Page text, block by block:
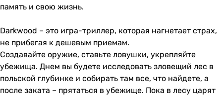
память и свою жизнь.
Darkwood – это игра-триллер, которая нагнетает страх,
не прибегая к дешевым приемам.
Создавайте оружие, ставьте ловушки, укрепляйте
убежища. Днем вы будете исследовать зловещий лес в
польской глубинке и собирать там все, что найдете, а
после заката – прятаться в убежище. Пока в лесу царят